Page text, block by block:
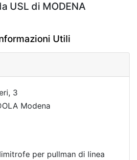
USL di MODENA
Utili
3
Modena
per pullman di linea